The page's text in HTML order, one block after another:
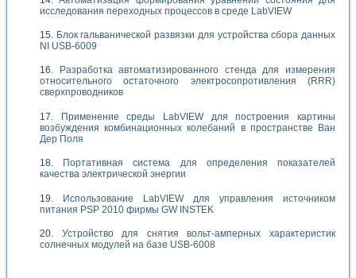
исследования переходных процессов в среде LabVIEW
Блок гальванической развязки для устройства сбора данных
NI USB-6009
Разработка автоматизированного стенда для измерения
относительного остаточного электросопротивления (RRR)
сверхпроводников
Применение среды LabVIEW для построения картины
возбуждения комбинационных колебаний в пространстве Ван
Дер Поля
Портативная система для определения показателей
качества электрической энергии
Использование LabVIEW для управления источником
питания PSP 2010 фирмы GW INSTEK
Устройство для снятия вольт-амперных характеристик
солнечных модулей на базе USB-6008